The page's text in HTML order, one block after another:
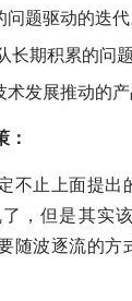
题驱动的迭代
长期积累的问
术发展推动的产
：
不止上面提出
，但是其实
随波逐流的方